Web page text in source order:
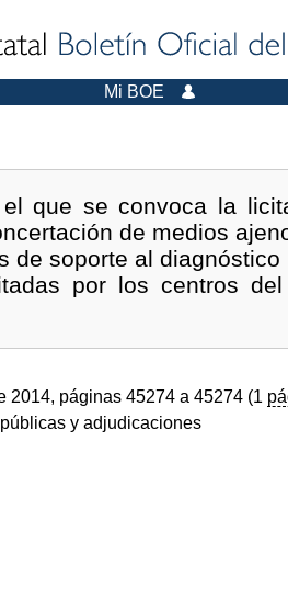
Mi BOE
que se convoca la
de medios
de soporte al
por los centros
2014, páginas 45274 a 45274 (1
y adjudicaciones